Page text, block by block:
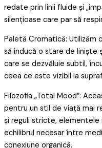
redate prin linii fluide și
silențioase care par să
Paletă Cromatică: Utilizăm
să inducă o stare de liniște
care se dezvăluie subtil,
ceea ce este vizibil la
Filozofia „Total Mood”:
pentru un stil de viață mai
și reguli stricte,
echilibrul necesar între
conexiune organică.